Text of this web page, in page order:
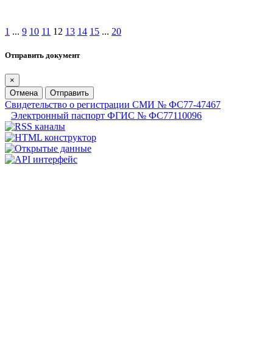
1 ... 9 10 11 12 13 14 15 ... 20
Отправить документ
×
Отмена
Отправить
Свидетельство о регистрации СМИ № ФС77-47467
Электронный паспорт ФГИС № ФС77110096